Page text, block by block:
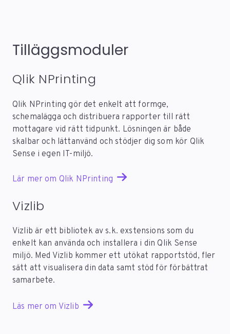
Tilläggsmoduler
Qlik NPrinting
Qlik NPrinting gör det enkelt att formge,
schemalägga och distribuera rapporter till rätt
mottagare vid rätt tidpunkt. Lösningen är både
skalbar och lättanvänd och stödjer dig som kör Qlik
Sense i egen IT-miljö.
Lär mer om Qlik NPrinting
Vizlib
Vizlib är ett bibliotek av s.k. exstensions som du
enkelt kan använda och installera i din Qlik Sense
miljö. Med Vizlib kommer ett utökat rapportstöd, fler
sätt att visualisera din data samt stöd för förbättrat
samarbete.
Läs mer om Vizlib